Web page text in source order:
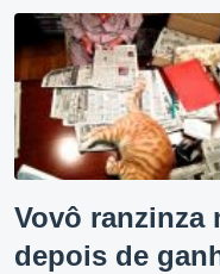
Vovô ranzinza
depois de